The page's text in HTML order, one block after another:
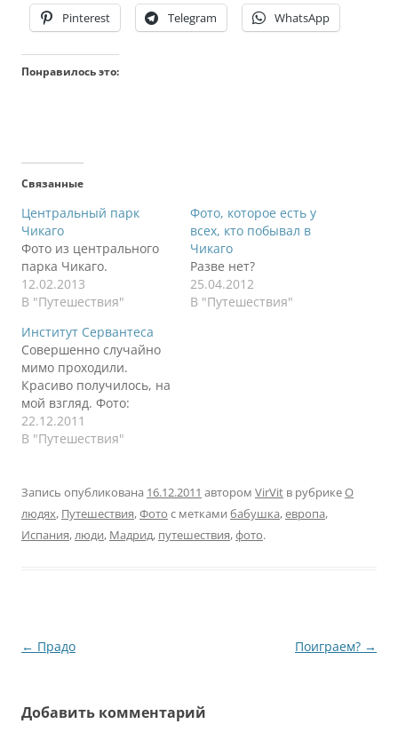
Pinterest Telegram WhatsApp
Понравилось это:
Связанные
Центральный парк
Чикаго
Фото из центрального
парка Чикаго.
12.02.2013
В "Путешествия"
Фото, которое есть у
всех, кто побывал в
Чикаго
Разве нет?
25.04.2012
В "Путешествия"
Институт Сервантеса
Совершенно случайно
мимо проходили.
Красиво получилось, на
мой взгляд. Фото:
22.12.2011
В "Путешествия"
Запись опубликована 16.12.2011 автором VirVit в рубрикеО
людях, Путешествия,Фото с метками бабушка,европа,
Испания,люди, Мадрид, путешествия,фото.
Навигация
← Прадо Поиграем? →
Добавить комментарий